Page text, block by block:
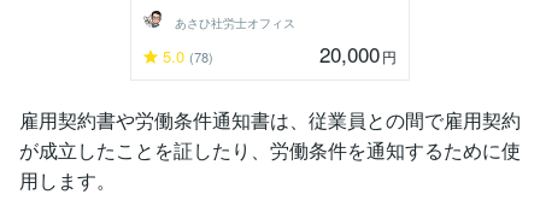
あさひ社労士オフィス
5.0 (78) 20,000円
雇用契約書や労働条件通知書は、従業員との間で雇用契約
が成立したことを証したり、労働条件を通知するために使
用します。